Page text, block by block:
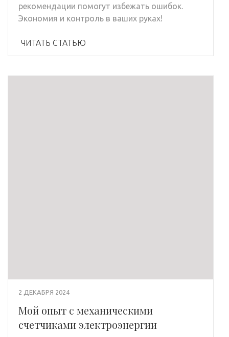
рекомендации помогут избежать ошибок.
Экономия и контроль в ваших руках!
ЧИТАТЬ СТАТЬЮ
2 ДЕКАБРЯ 2024
Мой опыт с механическими
счетчиками электроэнергии